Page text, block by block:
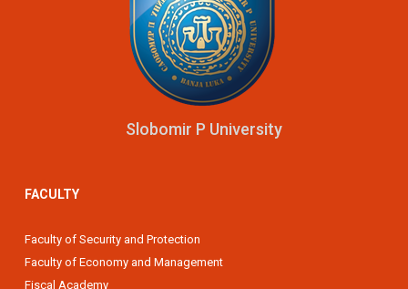
Slobomir P University
FACULTY
Faculty of Security and Protection
Faculty of Economy and Management
Fiscal Academy